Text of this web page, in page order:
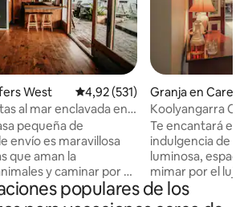
West Calificación promedio: 4,92 de
4,92 (531)
al mar enclavada en
pequeña de
envío es maravillosa
que aman la
y caminar por el
casa rústica está
y
Granja en Carey
Koolyangarra
libre en Adelaide
Te encantará el
indulgencia de
luminosa, espaciosa
mimar por el lujo
baratijas, obras
cabañas. Disfruta de una noche de
populares de los